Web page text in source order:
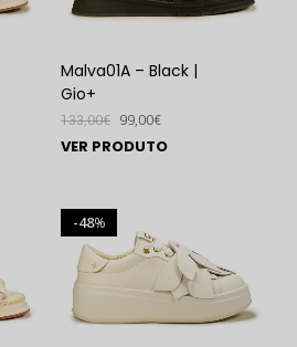
Malva01A – Black |
Gio+
133,00€ 99,00€
VER PRODUTO
%
48